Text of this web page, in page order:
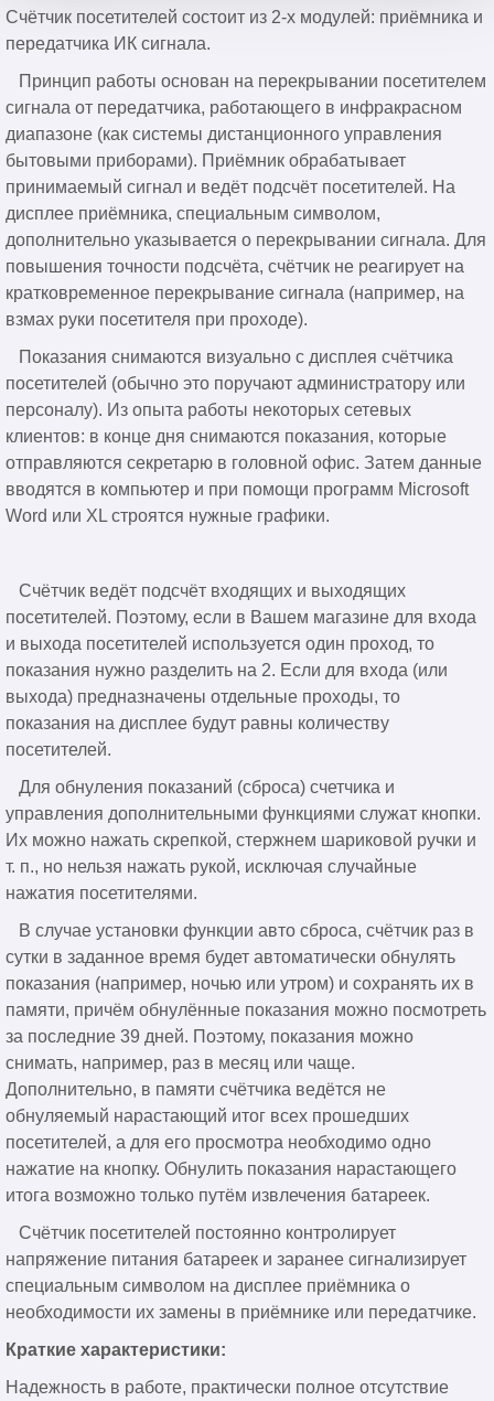
Счётчик посетителей состоит из 2-х модулей: приёмника и
передатчика ИК сигнала.
Принцип работы основан на перекрывании посетителем
сигнала от передатчика, работающего в инфракрасном
диапазоне (как системы дистанционного управления
бытовыми приборами). Приёмник обрабатывает
принимаемый сигнал и ведёт подсчёт посетителей. На
дисплее приёмника, специальным символом,
дополнительно указывается о перекрывании сигнала. Для
повышения точности подсчёта, счётчик не реагирует на
кратковременное перекрывание сигнала (например, на
взмах руки посетителя при проходе).
Показания снимаются визуально с дисплея счётчика
посетителей (обычно это поручают администратору или
персоналу). Из опыта работы некоторых сетевых
клиентов: в конце дня снимаются показания, которые
отправляются секретарю в головной офис. Затем данные
вводятся в компьютер и при помощи программ Microsoft
Word или XL строятся нужные графики.
Счётчик ведёт подсчёт входящих и выходящих
посетителей. Поэтому, если в Вашем магазине для входа
и выхода посетителей используется один проход, то
показания нужно разделить на 2. Если для входа (или
выхода) предназначены отдельные проходы, то
показания на дисплее будут равны количеству
посетителей.
Для обнуления показаний (сброса) счетчика и
управления дополнительными функциями служат кнопки.
Их можно нажать скрепкой, стержнем шариковой ручки и
т. п., но нельзя нажать рукой, исключая случайные
нажатия посетителями.
В случае установки функции авто сброса, счётчик раз в
сутки в заданное время будет автоматически обнулять
показания (например, ночью или утром) и сохранять их в
памяти, причём обнулённые показания можно посмотреть
за последние 39 дней. Поэтому, показания можно
снимать, например, раз в месяц или чаще.
Дополнительно, в памяти счётчика ведётся не
обнуляемый нарастающий итог всех прошедших
посетителей, а для его просмотра необходимо одно
нажатие на кнопку. Обнулить показания нарастающего
итога возможно только путём извлечения батареек.
Счётчик посетителей постоянно контролирует
напряжение питания батареек и заранее сигнализирует
специальным символом на дисплее приёмника о
необходимости их замены в приёмнике или передатчике.
Краткие характеристики:
Надежность в работе, практически полное отсутствие